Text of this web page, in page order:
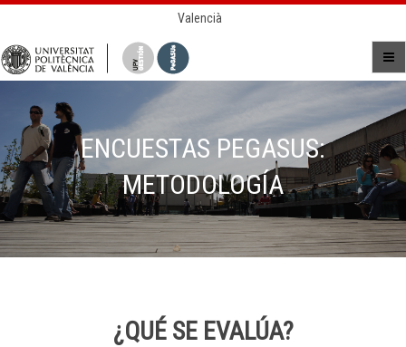
Valencià
ENCUESTAS PEGASUS:
METODOLOGÍA
¿QUÉ SE EVALÚA?